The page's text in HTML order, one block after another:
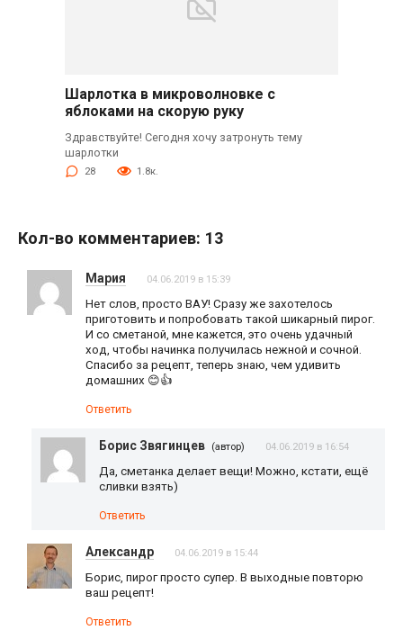
Шарлотка в микроволновке с
яблоками на скорую руку
Здравствуйте! Сегодня хочу затронуть тему
шарлотки
28 1.8к.
Кол-во комментариев: 13
Мария 04.06.2019 в 15:39
Нет слов, просто ВАУ! Сразу же захотелось
приготовить и попробовать такой шикарный пирог.
И со сметаной, мне кажется, это очень удачный
ход, чтобы начинка получилась нежной и сочной.
Спасибо за рецепт, теперь знаю, чем удивить
домашних 😊👍
Ответить
Борис Звягинцев (автор) 04.06.2019 в 16:54
Да, сметанка делает вещи! Можно, кстати, ещё
сливки взять)
Ответить
Александр 04.06.2019 в 15:44
Борис, пирог просто супер. В выходные повторю
ваш рецепт!
Ответить